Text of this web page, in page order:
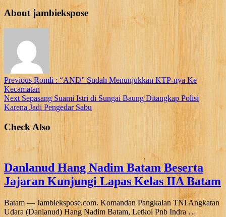
About jambiekspose
Previous Romli : “AND” Sudah Menunjukkan KTP-nya Ke
Kecamatan
Next Sepasang Suami Istri di Sungai Baung Ditangkap Polisi
Karena Jadi Pengedar Sabu
Check Also
Danlanud Hang Nadim Batam Beserta
Jajaran Kunjungi Lapas Kelas IIA Batam
Batam — Jambiekspose.com. Komandan Pangkalan TNI Angkatan
Udara (Danlanud) Hang Nadim Batam, Letkol Pnb Indra …